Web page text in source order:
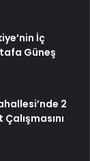
İç
Güneş
2